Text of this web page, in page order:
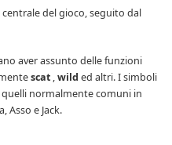
del gioco, seguito dal
aver assunto delle funzioni
scat ,wild ed altri. I simboli
normalmente comuni in
Asso e Jack.